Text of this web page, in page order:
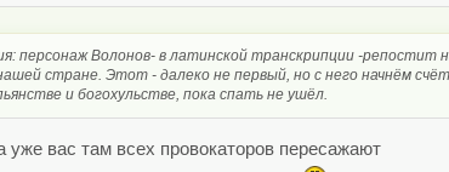
персонаж Волонов- в латинской транскрипции -репостит
стране. Этот - далеко не первый, но с него начнём
и богохульстве, пока спать не ушёл.
уже вас там всех провокаторов пересажают